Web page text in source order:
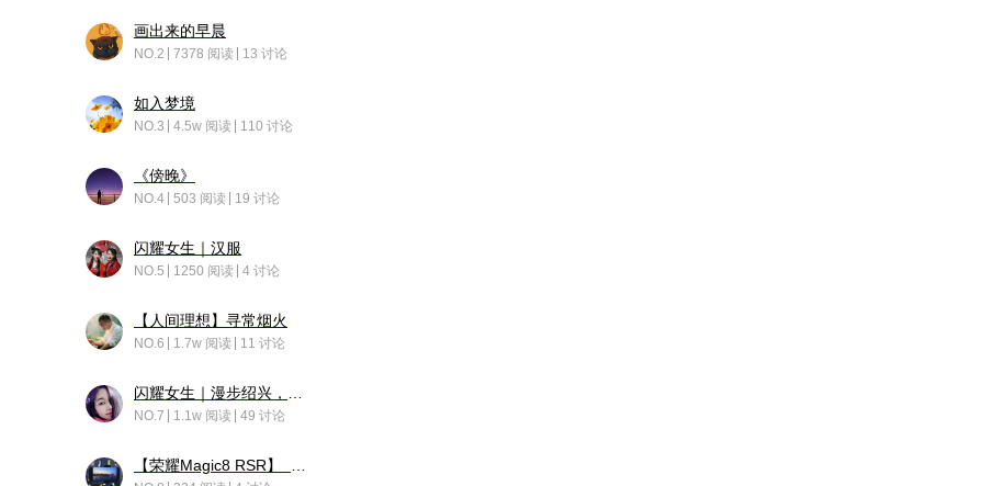
画出来的早晨
NO.2 7378 阅读 13 讨论
如入梦境
NO.3 4.5w 阅读 110 讨论
《傍晚》
NO.4 503 阅读 19 讨论
闪耀女生｜汉服
NO.5 1250 阅读 4 讨论
【人间理想】寻常烟火
NO.6 1.7w 阅读 11 讨论
NO.7 1.1w 阅读 49 讨论